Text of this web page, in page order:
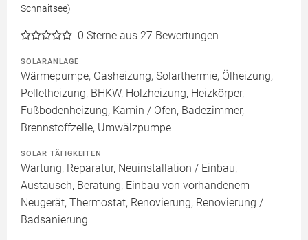
Schnaitsee)
0 Sterne aus 27 Bewertungen
SOLARANLAGE
Wärmepumpe, Gasheizung, Solarthermie, Ölheizung,
Pelletheizung, BHKW, Holzheizung, Heizkörper,
Fußbodenheizung, Kamin / Ofen, Badezimmer,
Brennstoffzelle, Umwälzpumpe
SOLAR TÄTIGKEITEN
Wartung, Reparatur, Neuinstallation / Einbau,
Austausch, Beratung, Einbau von vorhandenem
Neugerät, Thermostat, Renovierung, Renovierung /
Badsanierung